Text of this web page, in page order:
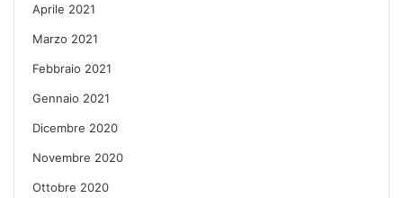
Aprile 2021
Marzo 2021
Febbraio 2021
Gennaio 2021
Dicembre 2020
Novembre 2020
Ottobre 2020